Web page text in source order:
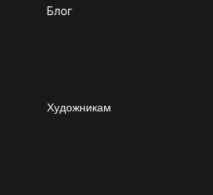
Блог
Художникам